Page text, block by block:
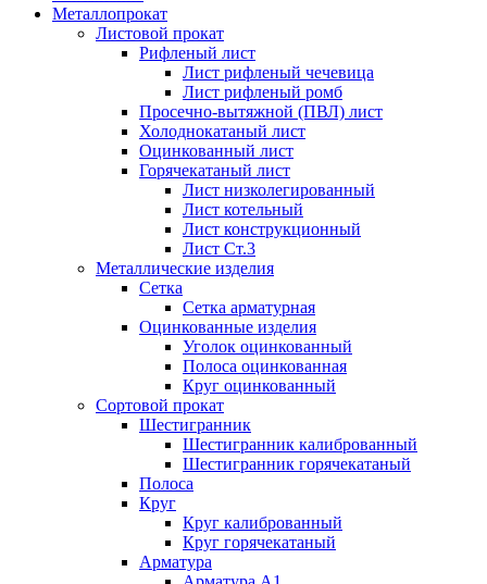
Металлопрокат
Листовой прокат
Рифленый лист
Лист рифленый чечевица
Лист рифленый ромб
Просечно-вытяжной (ПВЛ) лист
Холоднокатаный лист
Оцинкованный лист
Горячекатаный лист
Лист низколегированный
Лист котельный
Лист конструкционный
Лист Ст.3
Металлические изделия
Сетка
Сетка арматурная
Оцинкованные изделия
Уголок оцинкованный
Полоса оцинкованная
Круг оцинкованный
Сортовой прокат
Шестигранник
Шестигранник калиброванный
Шестигранник горячекатаный
Полоса
Круг
Круг калиброванный
Круг горячекатаный
Арматура